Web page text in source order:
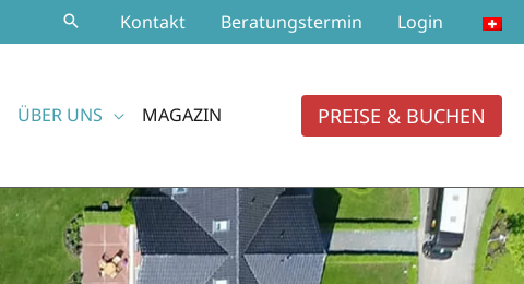
Kontakt Beratungstermin Login
ÜBER UNS MAGAZIN PREISE & BUCHEN